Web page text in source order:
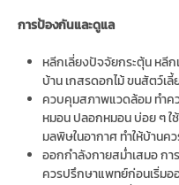
การป้องกันและดูแล
หลีกเลี่ยงปัจจัยกระตุ้น หลีก
บ้าน เกสรดอกไม้ ขนสัตว์เ
ควบคุมสภาพแวดล้อม ทำค
หมอน ปลอกหมอน บ่อย ๆ ใ
มลพิษในอากาศ ทำให้บ้านค
ออกกำลังกายสม่ำเสมอ ก
ควรปรึกษาแพทย์ก่อนเริ่มอ